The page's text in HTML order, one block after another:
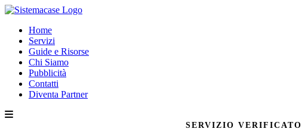
Home
Servizi
Guide e Risorse
Chi Siamo
Pubblicità
Contatti
Diventa Partner
SERVIZIO VERIFICATO